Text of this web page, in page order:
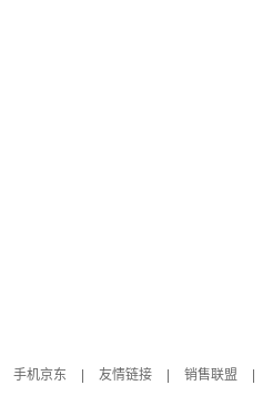
手机京东 友情链接 销售联盟